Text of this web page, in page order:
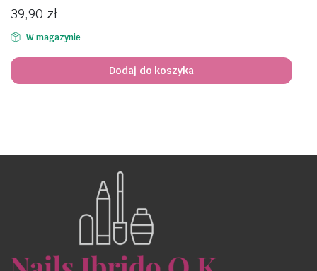
39,90 zł
W magazynie
Dodaj do koszyka